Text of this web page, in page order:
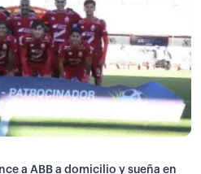
a ABB a domicilio y sueña en